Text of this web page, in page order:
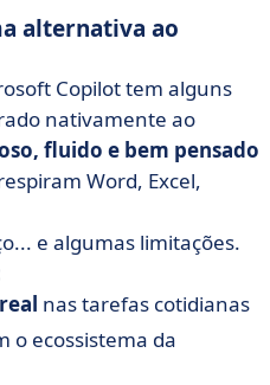
alternativa ao
Copilot tem alguns
nativamente ao
fluido e bem pensado
Word, Excel,
e algumas limitações.
nas tarefas cotidianas
o ecossistema da